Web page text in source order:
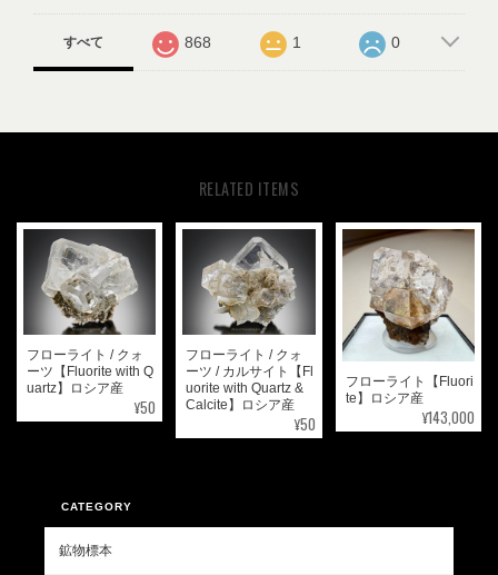
すべて 868 1 0
RELATED ITEMS
フローライト / クォ
ーツ【Fluorite with Q
uartz】ロシア産
¥50
フローライト / クォ
ーツ / カルサイト【Fl
uorite with Quartz &
Calcite】ロシア産
¥50
フローライト【Fluori
te】ロシア産
¥143,000
CATEGORY
鉱物標本